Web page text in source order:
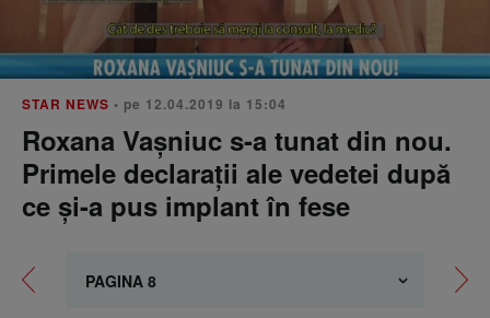
STAR NEWS • pe 12.04.2019 la 15:04
Roxana Vaşniuc s-a tunat din nou.
Primele declarații ale vedetei după
ce și-a pus implant în fese